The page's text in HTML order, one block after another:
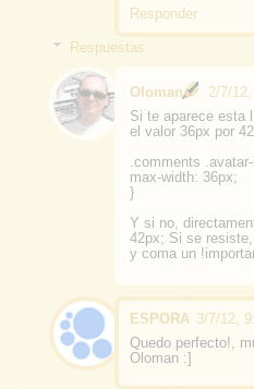
Responder
Respuestas
Oloman
2/7/
Si te aparece esta
el valor 36px por
.comments
max-width: 36px;
}
Y si no,
42px; Si se
y coma un
ESPORA 3/7/12,
Quedo perfecto!,
Oloman :]